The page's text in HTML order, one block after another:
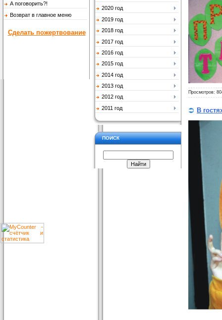
А поговорить?!
Возврат в главное меню
Сделать пожертвование
2020 год
2019 год
2018 год
2017 год
2016 год
2015 год
2014 год
2013 год
2012 год
2011 год
ПОИСК
Просмотров:
В